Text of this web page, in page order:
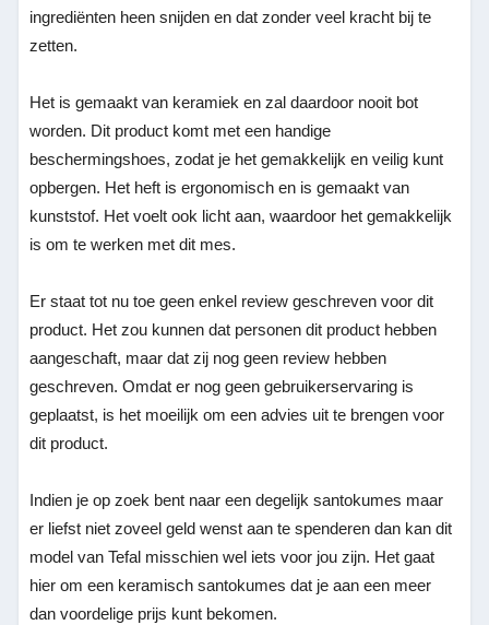
ingrediënten heen snijden en dat zonder veel kracht bij te
zetten.
Het is gemaakt van keramiek en zal daardoor nooit bot
worden. Dit product komt met een handige
beschermingshoes, zodat je het gemakkelijk en veilig kunt
opbergen. Het heft is ergonomisch en is gemaakt van
kunststof. Het voelt ook licht aan, waardoor het gemakkelijk
is om te werken met dit mes.
Er staat tot nu toe geen enkel review geschreven voor dit
product. Het zou kunnen dat personen dit product hebben
aangeschaft, maar dat zij nog geen review hebben
geschreven. Omdat er nog geen gebruikerservaring is
geplaatst, is het moeilijk om een advies uit te brengen voor
dit product.
Indien je op zoek bent naar een degelijk santokumes maar
er liefst niet zoveel geld wenst aan te spenderen dan kan dit
model van Tefal misschien wel iets voor jou zijn. Het gaat
hier om een keramisch santokumes dat je aan een meer
dan voordelige prijs kunt bekomen.